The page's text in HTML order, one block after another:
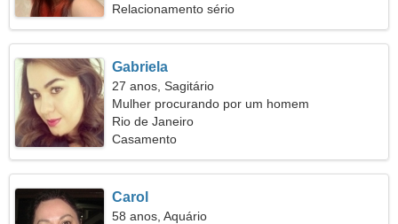
Relacionamento sério
Gabriela
27 anos, Sagitário
Mulher procurando por um homem
Rio de Janeiro
Casamento
Carol
58 anos, Aquário